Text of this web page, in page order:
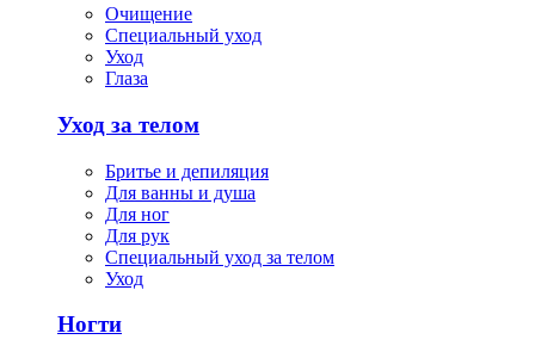
Очищение
Специальный уход
Уход
Глаза
Уход за телом
Бритье и депиляция
Для ванны и душа
Для ног
Для рук
Специальный уход за телом
Уход
Ногти